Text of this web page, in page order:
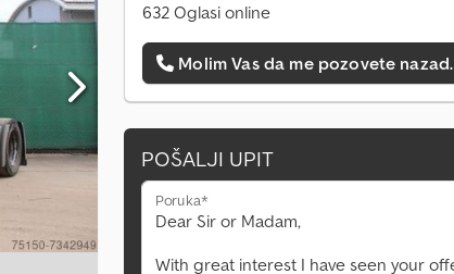
632 Oglasi online
Molim Vas da me pozovete nazad.
POŠALJI UPIT
Poruka*